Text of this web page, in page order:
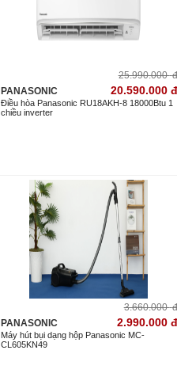
25.990.000 đ
PANASONIC
20.590.000 đ
Điều hòa Panasonic RU18AKH-8 18000Btu 1
chiều inverter
3.660.000 đ
PANASONIC
2.990.000 đ
Máy hút bụi dạng hộp Panasonic MC-
CL605KN49